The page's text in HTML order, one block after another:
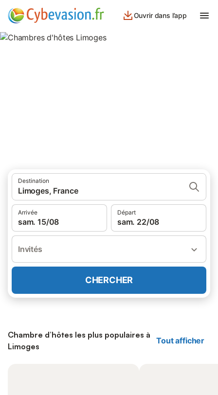
Ouvrir dans l’app
Destination
Limoges, France
Arrivée
sam. 15/08
Départ
sam. 22/08
Invités
CHERCHER
Chambre d’hôtes les plus populaires à
Limoges
Tout afficher